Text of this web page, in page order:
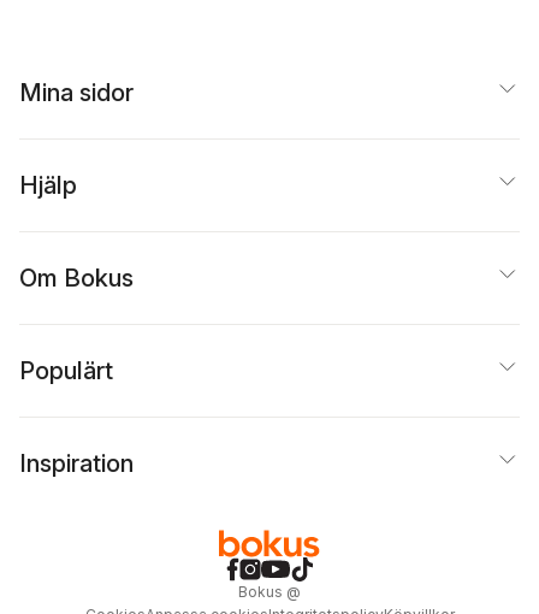
Mina sidor
Hjälp
Om Bokus
Populärt
Inspiration
Bokus @